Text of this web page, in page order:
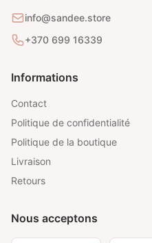
info@sandee.store
+370 699 16339
Informations
Contact
Politique de confidentialité
Politique de la boutique
Livraison
Retours
Nous acceptons